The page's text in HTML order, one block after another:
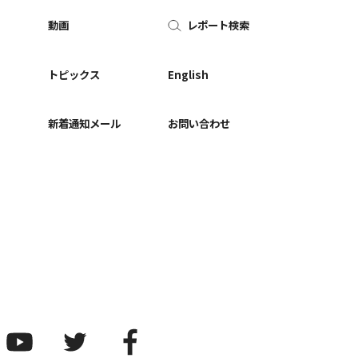
動画
トピックス
新着通知メール
レポート検索
English
お問い合わせ